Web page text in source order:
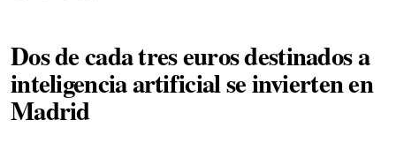
Dos de cada tres euros destinados a
inteligencia artificial se invierten en
Madrid